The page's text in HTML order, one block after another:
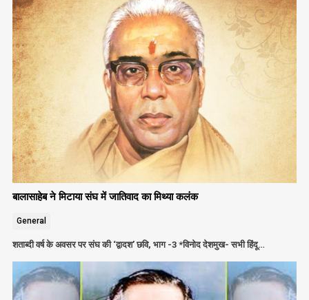
बालासाहेब ने मिटाया संघ में जातिवाद का मिथ्या कलंक
General
शताब्दी वर्ष के अवसर पर संघ की ‘द्वादश’ छवि, भाग -3 *विनोद देशमुख- सभी हिंदू…